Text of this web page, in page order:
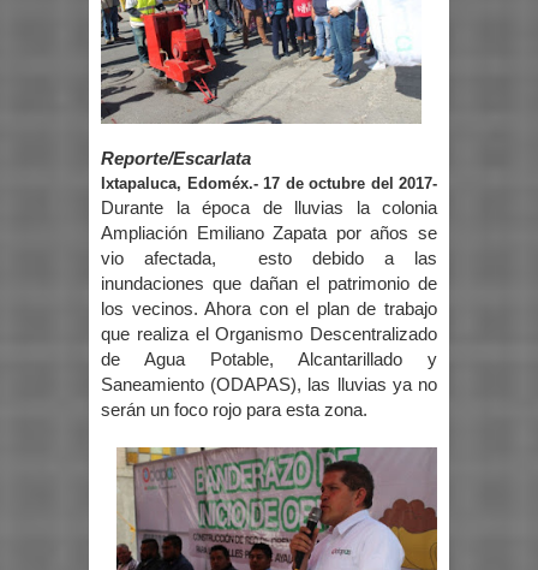
Reporte/Escarlata
Ixtapaluca, Edoméx.- 17 de octubre del 2017-
Durante la época de lluvias la colonia
Ampliación Emiliano Zapata por años se
vio afectada, esto debido a las
inundaciones que dañan el patrimonio de
los vecinos. Ahora con el plan de trabajo
que realiza el Organismo Descentralizado
de Agua Potable, Alcantarillado y
Saneamiento (ODAPAS), las lluvias ya no
serán un foco rojo para esta zona.